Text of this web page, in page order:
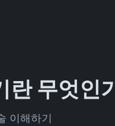
란 무엇인
이해하기